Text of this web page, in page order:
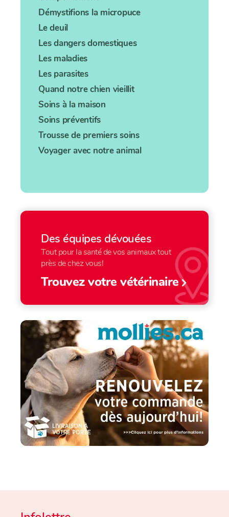
Démystifions la micropuce
Le deuil
Les dangers domestiques
Les maladies
Les parasites
Quand notre chien vieillit
Soins à la maison
Soins préventifs
Trousse de premiers soins
Voyager avec notre animal
Des équipes dévouées
Tout pour la santé de vos animaux tout
près de chez vous!
Trouvez votre vétérinaire